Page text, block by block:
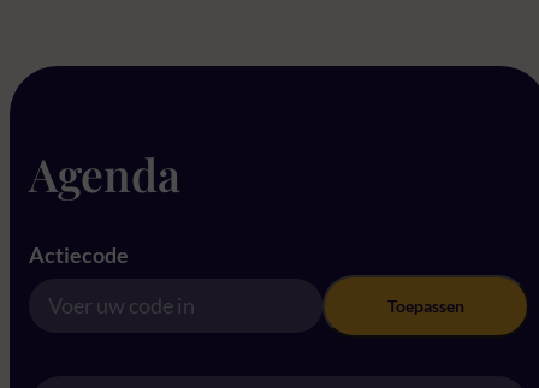
Agenda
Actiecode
Toepassen